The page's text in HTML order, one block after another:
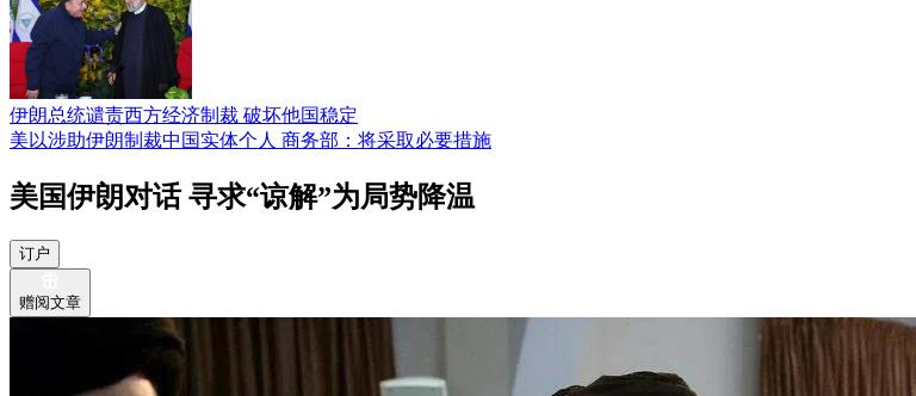
伊朗总统谴责西方经济制裁 破坏他国稳定
美以涉助伊朗制裁中国实体个人 商务部：将采取必要措施
美国伊朗对话 寻求“谅解”为局势降温
订户
赠阅文章